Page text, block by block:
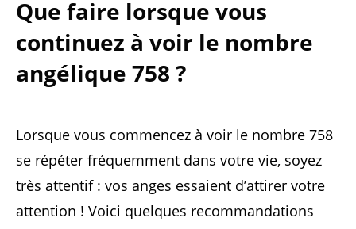
Que faire lorsque vous
continuez à voir le nombre
angélique 758 ?
Lorsque vous commencez à voir le nombre 758
se répéter fréquemment dans votre vie, soyez
très attentif : vos anges essaient d’attirer votre
attention ! Voici quelques recommandations